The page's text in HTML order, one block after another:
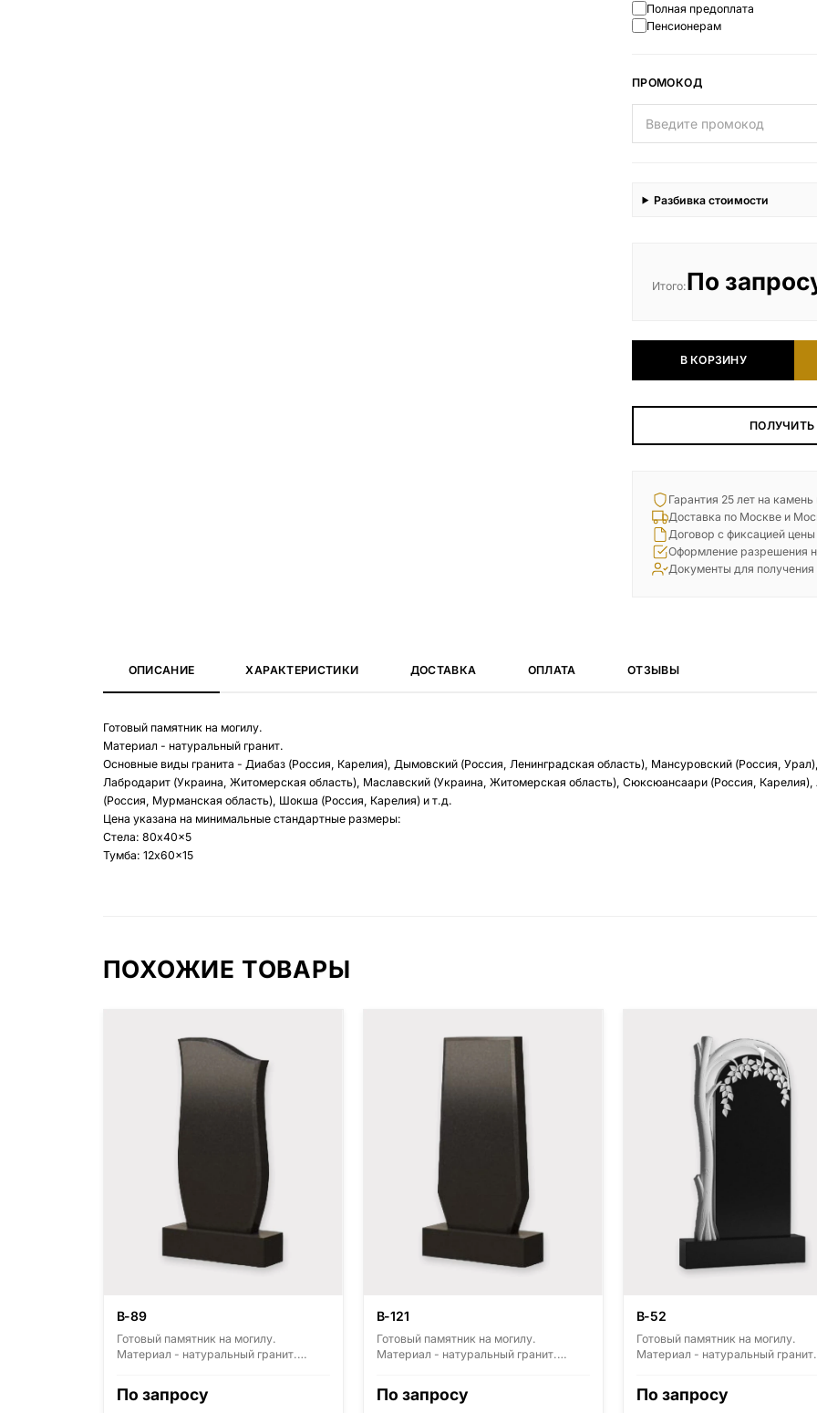
Полная предоплата
Пенсионерам
ПРОМОКОД
Разбивка стоимости
Итого:По
В КОРЗИНУ
Гарантия 25 лет на камень
Доставка по Москве и
Договор с фиксацией цены
Оформление разрешения
Документы для
ОПИСАНИЕ ХАРАКТЕРИСТИКИ ДОСТАВКА ОПЛАТА ОТЗЫВЫ
Готовый памятник на могилу.
Материал - натуральный гранит.
Основные виды гранита - Диабаз (Россия, Карелия), Дымовский (Россия, Ленинградская область), Мансуровский (Россия,
Лабродарит (Украина, Житомерская область), Маславский (Украина, Житомерская область), Сюксюансаари (Россия,
(Россия, Мурманская область), Шокша (Россия, Карелия) и т.д.
Цена указана на минимальные стандартные размеры:
Стела: 80x40x5
Тумба: 12x60x15
ПОХОЖИЕ ТОВАРЫ
В-89
Готовый памятник на могилу.
Материал - натуральный гранит.
(Россия, Карелия), Дымовский
(Россия, Ленинградская область),
По запросу
В-121
Готовый памятник на могилу.
Материал - натуральный гранит.
(Россия, Карелия), Дымовский
(Россия, Ленинградская область),
По запросу
В-52
Готовый памятник на могилу.
Материал - натуральный гранит.
(Россия, Карелия), Дымовский
(Россия, Ленинградская область),
По запросу